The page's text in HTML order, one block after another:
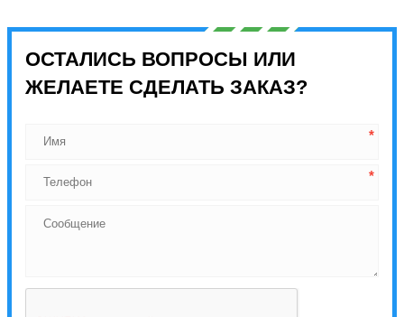
ОСТАЛИСЬ ВОПРОСЫ ИЛИ
ЖЕЛАЕТЕ СДЕЛАТЬ ЗАКАЗ?